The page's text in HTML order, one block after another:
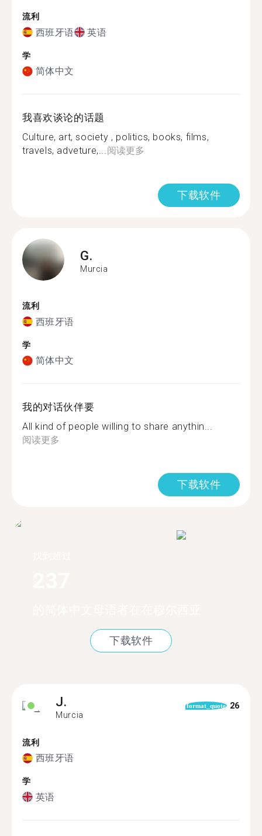
流利
西班牙语 英语
学
简体中文
我喜欢谈论的话题
Culture, art, society , politics, books, films,
travels, adveture,...阅读更多
下载软件
G.
Murcia
流利
西班牙语
学
简体中文
我的对话伙伴要
All kind of people willing to share anythin...
阅读更多
下载软件
下载软件
J.
Murcia
format_quote 26
流利
西班牙语
学
英语